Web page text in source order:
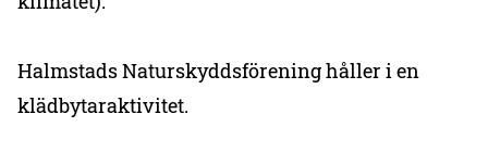
Halmstads Naturskyddsförening håller i en
klädbytaraktivitet.